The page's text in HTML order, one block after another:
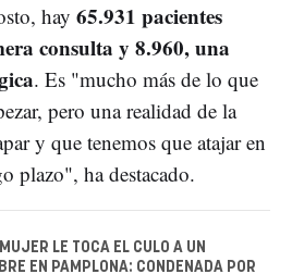
hay 65.931 pacientes
consulta y 8.960, una
. Es "mucho más de lo que
pero una realidad de la
y que tenemos que atajar en
plazo", ha destacado.
LE TOCA EL CULO A UN
EN PAMPLONA: CONDENADA POR